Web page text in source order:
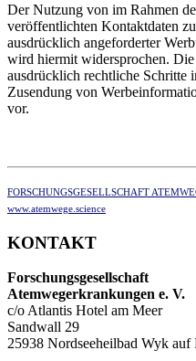
Der Nutzung von im Rahmen
veröffentlichten Kontaktdaten
ausdrücklich angeforderter
wird hiermit widersprochen. Die
ausdrücklich rechtliche Schritte
Zusendung von
vor.
FORSCHUNGSGESELLSCHAFT
www.atemwege.science
KONTAKT
Forschungsgesellschaft
Atemwegerkrankungen e. V.
c/o Atlantis Hotel am Meer
Sandwall 29
25938 Nordseeheilbad Wyk auf